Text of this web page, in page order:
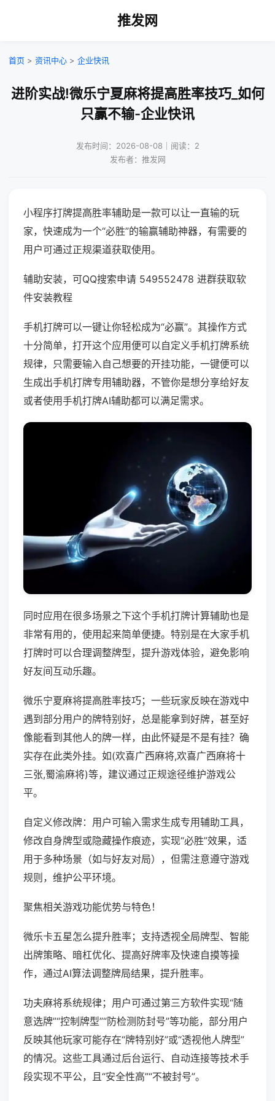
推发网
首页 > 资讯中心 > 企业快讯
进阶实战!微乐宁夏麻将提高胜率技巧_如何
只赢不输-企业快讯
发布时间：2026-08-08｜阅读：2
发布者：推发网
小程序打牌提高胜率辅助是一款可以让一直输的玩
家，快速成为一个“必胜”的输赢辅助神器，有需要的
用户可通过正规渠道获取使用。
辅助安装，可QQ搜索申请 549552478 进群获取软
件安装教程
手机打牌可以一键让你轻松成为“必赢”。其操作方式
十分简单，打开这个应用便可以自定义手机打牌系统
规律，只需要输入自己想要的开挂功能，一键便可以
生成出手机打牌专用辅助器，不管你是想分享给好友
或者使用手机打牌AI辅助都可以满足需求。
同时应用在很多场景之下这个手机打牌计算辅助也是
非常有用的，使用起来简单便捷。特别是在大家手机
打牌时可以合理调整牌型，提升游戏体验，避免影响
好友间互动乐趣。
微乐宁夏麻将提高胜率技巧；一些玩家反映在游戏中
遇到部分用户的牌特别好，总是能拿到好牌，甚至好
像能看到其他人的牌一样，由此怀疑是不是有挂？确
实存在此类外挂。如(欢喜广西麻将,欢喜广西麻将十
三张,蜀渝麻将)等，建议通过正规途径维护游戏公
平。
自定义修改牌：用户可输入需求生成专用辅助工具，
修改自身牌型或隐藏操作痕迹，实现“必胜”效果，适
用于多种场景（如与好友对局），但需注意遵守游戏
规则，维护公平环境。
聚焦相关游戏功能优势与特色！
微乐卡五星怎么提升胜率；支持透视全局牌型、智能
出牌策略、暗杠优化、提高好牌率及快速自摸等操
作，通过AI算法调整牌局结果，提升胜率。
功夫麻将系统规律；用户可通过第三方软件实现“随
意选牌”“控制牌型”“防检测防封号”等功能，部分用户
反映其他玩家可能存在“牌特别好”或“透视他人牌型”
的情况。这些工具通过后台运行、自动连接等技术手
段实现不平公，且“安全性高”“不被封号”。